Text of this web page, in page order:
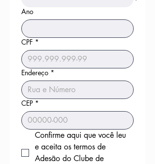
Ano
CPF *
Endereço *
CEP *
Confirme aqui que você leu
e aceita os termos de
Adesão do Clube de